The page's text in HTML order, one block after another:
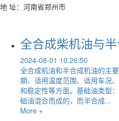
地 址：河南省郑州市
全合成柴机油与
2024-08-01 10:26:50
全合成机油和半合成机油的主
期、适用温度范围、适用车况
和稳定性等方面。‌‌‌基础油类型‌
础油混合而成的，而半合成...
More +